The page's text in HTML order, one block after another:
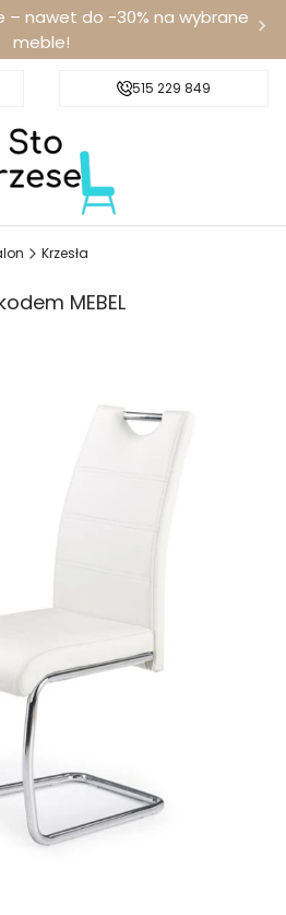
– nawet do -30% na wybrane
meble!
Darmowa dostawa od 100 zł
515 229 849
Krzesła
MEBEL